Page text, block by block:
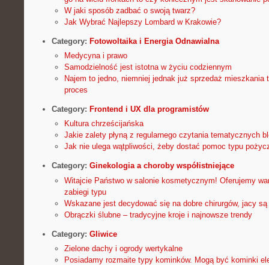
W jaki sposób zadbać o swoją twarz?
Jak Wybrać Najlepszy Lombard w Krakowie?
Category: Fotowoltaika i Energia Odnawialna
Medycyna i prawo
Samodzielność jest istotna w życiu codziennym
Najem to jedno, niemniej jednak już sprzedaż mieszkania
proces
Category: Frontend i UX dla programistów
Kultura chrześcijańska
Jakie zalety płyną z regularnego czytania tematycznych
Jak nie ulega wątpliwości, żeby dostać pomoc typu
Category: Ginekologia a choroby współistniejące
Witajcie Państwo w salonie kosmetycznym! Oferujemy
zabiegi typu
Wskazane jest decydować się na dobre chirurgów, jacy
Obrączki ślubne – tradycyjne kroje i najnowsze trendy
Category: Gliwice
Zielone dachy i ogrody wertykalne
Posiadamy rozmaite typy kominków. Mogą być kominki